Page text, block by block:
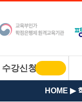
수강신청
HOME ▶